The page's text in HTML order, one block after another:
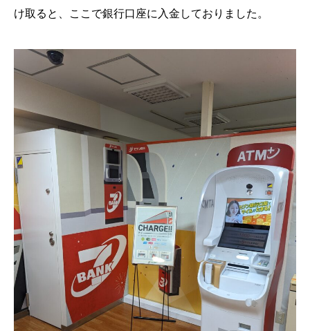
け取ると、ここで銀行口座に入金しておりました。